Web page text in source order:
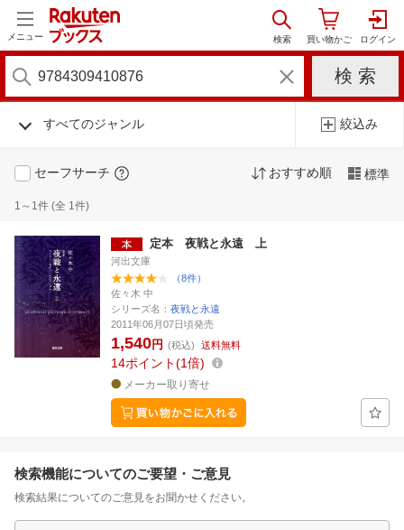
メニュー
すべてのジャンル 絞込み
セーフサーチ おすすめ順 標準
1～1件 (全 1件)
定本 夜戦と永遠 上
河出文庫
（8件）
佐々木 中
シリーズ名： 夜戦と永遠
2011年06月07日頃発売
1,540円 (税込) 送料無料
14ポイント 1倍
メーカー取り寄せ
検索機能についてのご要望・ご意見
検索結果についてのご意見をお聞かせください。